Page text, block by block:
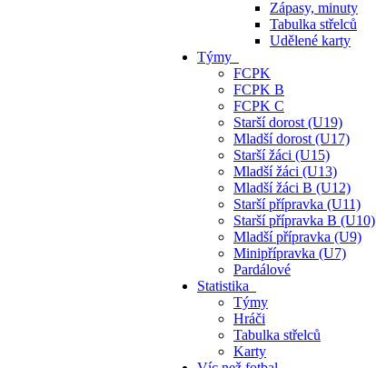
Zápasy, minuty
Tabulka střelců
Udělené karty
Týmy
FCPK
FCPK B
FCPK C
Starší dorost (U19)
Mladší dorost (U17)
Starší žáci (U15)
Mladší žáci (U13)
Mladší žáci B (U12)
Starší přípravka (U11)
Starší přípravka B (U10)
Mladší přípravka (U9)
Minipřípravka (U7)
Pardálové
Statistika
Týmy
Hráči
Tabulka střelců
Karty